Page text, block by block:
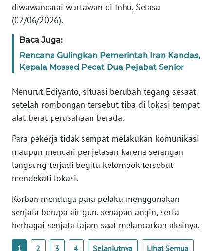
diwawancarai wartawan di Inhu, Selasa
(02/06/2026).
Baca Juga:
Rencana Gulingkan Pemerintah Iran Kandas,
Kepala Mossad Pecat Dua Pejabat Senior
Menurut Ediyanto, situasi berubah tegang sesaat
setelah rombongan tersebut tiba di lokasi tempat
alat berat perusahaan berada.
Para pekerja tidak sempat melakukan komunikasi
maupun mencari penjelasan karena serangan
langsung terjadi begitu kelompok tersebut
mendekati lokasi.
Korban menduga para pelaku menggunakan
senjata berupa air gun, senapan angin, serta
berbagai senjata tajam saat melancarkan aksinya.
1 2 3 4 Selanjutnya Lihat Semua
WN
JABAR
WN
BANTEN
WN
KEPRI
WN
PAPUA
PAPUA
WN
RIAU